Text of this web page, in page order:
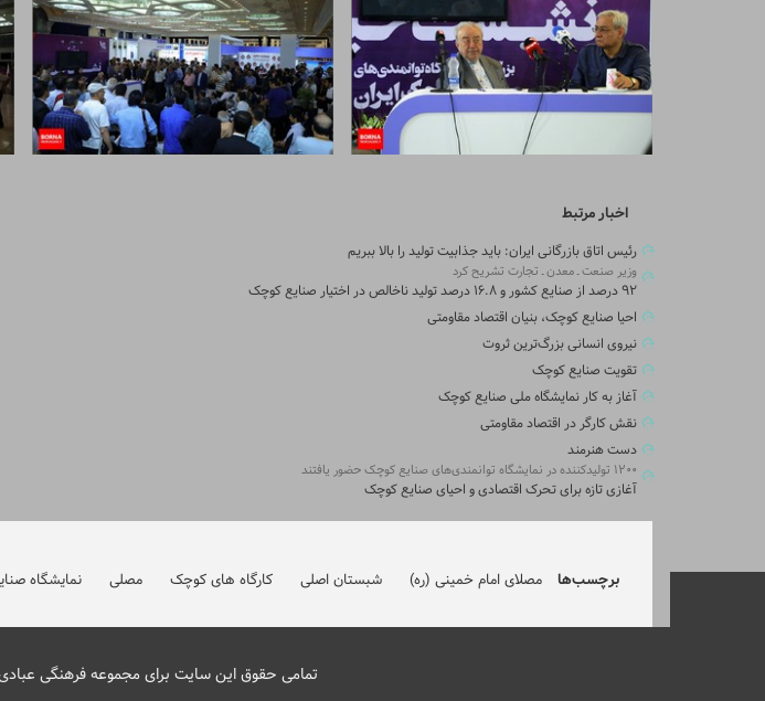
اخبار مرتبط
رئیس اتاق بازرگانی ایران: باید جذابیت تولید را بالا ببریم
وزیر صنعت ـ معدن ـ تجارت تشریح کرد
۹۲ درصد از صنایع کشور و ۱۶.۸ درصد تولید ناخالص در اختیار صنایع کوچک
احیا صنایع کوچک، بنیان اقتصاد مقاومتی
نیروی انسانی بزرگ‌ترین ثروت
تقویت صنایع کوچک
آغاز به کار نمایشگاه ملی صنایع کوچک
نقش کارگر در اقتصاد مقاومتی
دست هنرمند
۱۲۰۰ تولیدکننده در نمایشگاه توانمندی‌های صنایع کوچک حضور یافتند
آغازی تازه برای تحرک اقتصادی و احیای صنایع کوچک
برچسب‌ها مصلای امام خمینی (ره) شبستان اصلی کارگاه های کوچک مصلی نمایشگاه
تمامی حقوق این سایت برای مجموعه فرهنگی